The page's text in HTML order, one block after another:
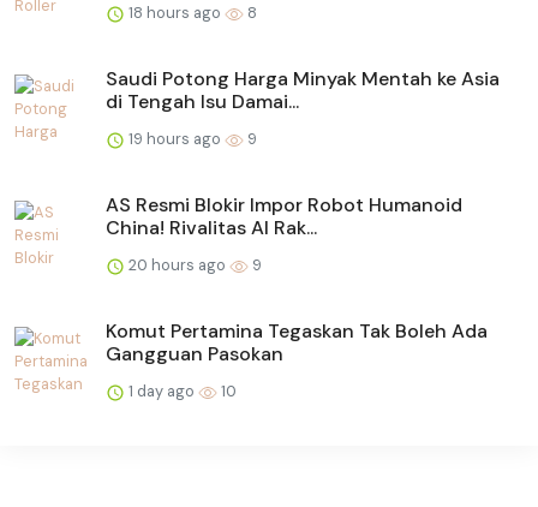
18 hours ago 8
Saudi Potong Harga Minyak Mentah ke Asia
di Tengah Isu Damai...
19 hours ago 9
AS Resmi Blokir Impor Robot Humanoid
China! Rivalitas AI Rak...
20 hours ago 9
Komut Pertamina Tegaskan Tak Boleh Ada
Gangguan Pasokan
1 day ago 10